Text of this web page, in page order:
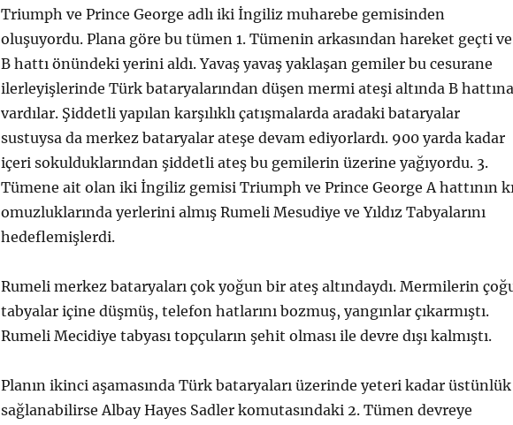
Triumph ve Prince George adlı iki İngiliz muharebe gemisinden
oluşuyordu. Plana göre bu tümen 1. Tümenin arkasından hareket geçti ve
B hattı önündeki yerini aldı. Yavaş yavaş yaklaşan gemiler bu cesurane
ilerleyişlerinde Türk bataryalarından düşen mermi ateşi altında B hattına
vardılar. Şiddetli yapılan karşılıklı çatışmalarda aradaki bataryalar
sustuysa da merkez bataryalar ateşe devam ediyorlardı. 900 yarda kadar
içeri sokulduklarından şiddetli ateş bu gemilerin üzerine yağıyordu. 3.
Tümene ait olan iki İngiliz gemisi Triumph ve Prince George A hattının
omuzluklarında yerlerini almış Rumeli Mesudiye ve Yıldız Tabyalarını
hedeflemişlerdi.
Rumeli merkez bataryaları çok yoğun bir ateş altındaydı. Mermilerin
tabyalar içine düşmüş, telefon hatlarını bozmuş, yangınlar çıkarmıştı.
Rumeli Mecidiye tabyası topçuların şehit olması ile devre dışı kalmıştı.
Planın ikinci aşamasında Türk bataryaları üzerinde yeteri kadar üstünlük
sağlanabilirse Albay Hayes Sadler komutasındaki 2. Tümen devreye